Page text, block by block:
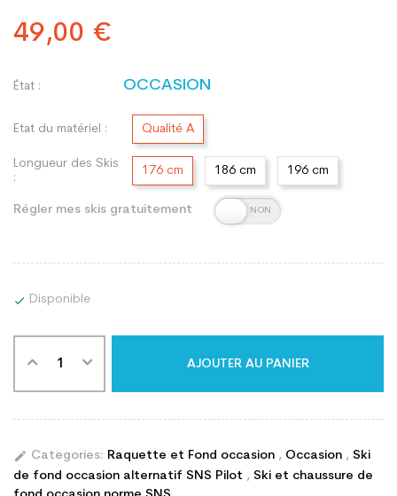
49,00 €
État : OCCASION
Etat du matériel : Qualité A
Longueur des Skis
:
176 cm 186 cm 196 cm
Régler mes skis gratuitement
 Disponible
AJOUTER AU PANIER
edit Categories: Raquette et Fond occasion , Occasion , Ski
de fond occasion alternatif SNS Pilot , Ski et chaussure de